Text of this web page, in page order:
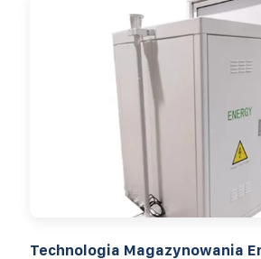
Technologia Magazynowania